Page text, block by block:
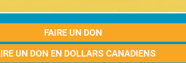
FAIRE UN DON
UN DON EN DOLLARS CANADIENS